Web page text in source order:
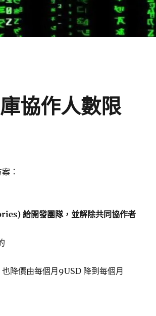
協作人數限
：
給開發團隊，並解除共同協作者
降價由每個月9USD 降到每個月